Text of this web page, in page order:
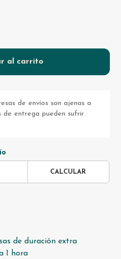
al carrito
de envíos son ajenas a
de entrega pueden sufrir
CALCULAR
de duración extra
1 hora